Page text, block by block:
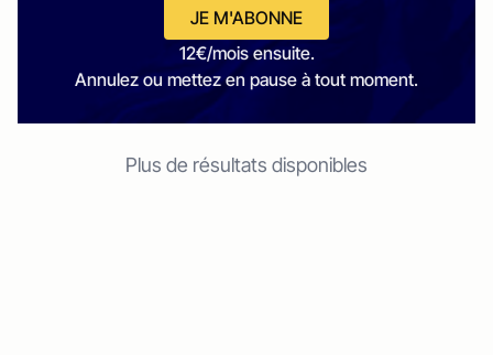
JE M'ABONNE
12€/mois ensuite.
Annulez ou mettez en pause à tout moment.
Plus de résultats disponibles